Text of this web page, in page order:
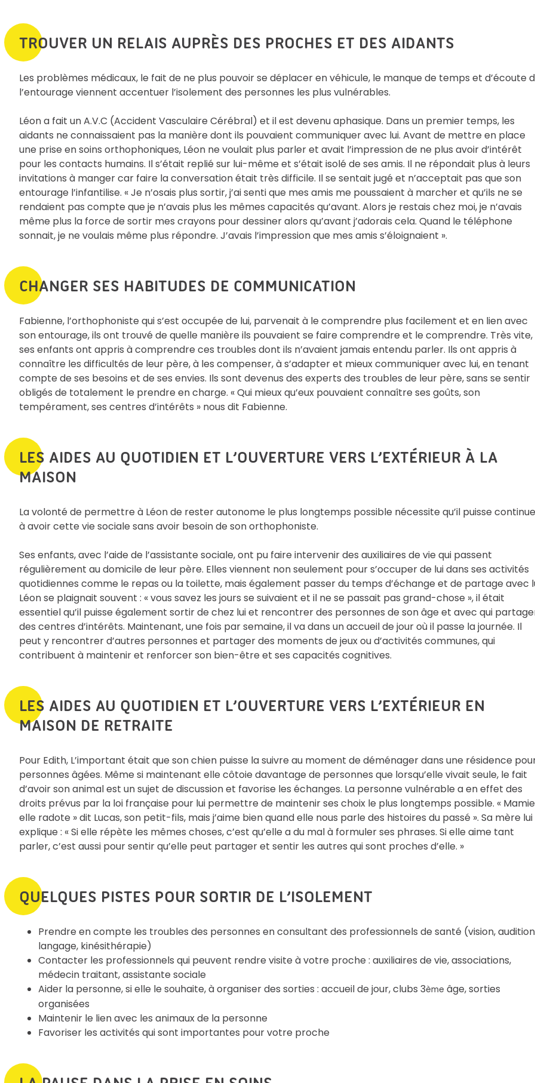
TROUVER UN RELAIS AUPRÈS DES PROCHES ET DES AIDANTS
Les problèmes médicaux, le fait de ne plus pouvoir se déplacer en véhicule, le manque de temps et d’écoute
l’entourage viennent accentuer l’isolement des personnes les plus vulnérables.
Léon a fait un A.V.C (Accident Vasculaire Cérébral) et il est devenu aphasique. Dans un premier temps, les
aidants ne connaissaient pas la manière dont ils pouvaient communiquer avec lui. Avant de mettre en place
une prise en soins orthophoniques, Léon ne voulait plus parler et avait l’impression de ne plus avoir d’intérêt
pour les contacts humains. Il s’était replié sur lui-même et s’était isolé de ses amis. Il ne répondait plus à leurs
invitations à manger car faire la conversation était très difficile. Il se sentait jugé et n’acceptait pas que son
entourage l’infantilise. « Je n’osais plus sortir, j’ai senti que mes amis me poussaient à marcher et qu’ils ne se
rendaient pas compte que je n’avais plus les mêmes capacités qu’avant. Alors je restais chez moi, je n’avais
même plus la force de sortir mes crayons pour dessiner alors qu’avant j’adorais cela. Quand le téléphone
sonnait, je ne voulais même plus répondre. J’avais l’impression que mes amis s’éloignaient ».
CHANGER SES HABITUDES DE COMMUNICATION
Fabienne, l’orthophoniste qui s’est occupée de lui, parvenait à le comprendre plus facilement et en lien avec
son entourage, ils ont trouvé de quelle manière ils pouvaient se faire comprendre et le comprendre. Très vite,
ses enfants ont appris à comprendre ces troubles dont ils n’avaient jamais entendu parler. Ils ont appris à
connaître les difficultés de leur père, à les compenser, à s’adapter et mieux communiquer avec lui, en tenant
compte de ses besoins et de ses envies. Ils sont devenus des experts des troubles de leur père, sans se sentir
obligés de totalement le prendre en charge. « Qui mieux qu’eux pouvaient connaître ses goûts, son
tempérament, ses centres d’intérêts » nous dit Fabienne.
LES AIDES AU QUOTIDIEN ET L’OUVERTURE VERS L’EXTÉRIEUR À LA
MAISON
La volonté de permettre à Léon de rester autonome le plus longtemps possible nécessite qu’il puisse
à avoir cette vie sociale sans avoir besoin de son orthophoniste.
Ses enfants, avec l’aide de l’assistante sociale, ont pu faire intervenir des auxiliaires de vie qui passent
régulièrement au domicile de leur père. Elles viennent non seulement pour s’occuper de lui dans ses activités
quotidiennes comme le repas ou la toilette, mais également passer du temps d’échange et de partage avec
Léon se plaignait souvent : « vous savez les jours se suivaient et il ne se passait pas grand-chose », il était
essentiel qu’il puisse également sortir de chez lui et rencontrer des personnes de son âge et avec qui
des centres d’intérêts. Maintenant, une fois par semaine, il va dans un accueil de jour où il passe la journée. Il
peut y rencontrer d’autres personnes et partager des moments de jeux ou d’activités communes, qui
contribuent à maintenir et renforcer son bien-être et ses capacités cognitives.
LES AIDES AU QUOTIDIEN ET L’OUVERTURE VERS L’EXTÉRIEUR EN
MAISON DE RETRAITE
Pour Edith, L’important était que son chien puisse la suivre au moment de déménager dans une résidence
personnes âgées. Même si maintenant elle côtoie davantage de personnes que lorsqu’elle vivait seule, le fait
d’avoir son animal est un sujet de discussion et favorise les échanges. La personne vulnérable a en effet des
droits prévus par la loi française pour lui permettre de maintenir ses choix le plus longtemps possible. «
elle radote » dit Lucas, son petit-fils, mais j’aime bien quand elle nous parle des histoires du passé ». Sa mère lui
explique : « Si elle répète les mêmes choses, c’est qu’elle a du mal à formuler ses phrases. Si elle aime tant
parler, c’est aussi pour sentir qu’elle peut partager et sentir les autres qui sont proches d’elle. »
QUELQUES PISTES POUR SORTIR DE L’ISOLEMENT
Prendre en compte les troubles des personnes en consultant des professionnels de santé (vision,
langage, kinésithérapie)
Contacter les professionnels qui peuvent rendre visite à votre proche : auxiliaires de vie, associations,
médecin traitant, assistante sociale
Aider la personne, si elle le souhaite, à organiser des sorties : accueil de jour, clubs 3ème âge, sorties
organisées
Maintenir le lien avec les animaux de la personne
Favoriser les activités qui sont importantes pour votre proche